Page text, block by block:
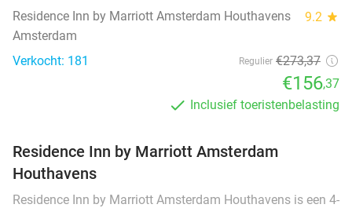
Residence Inn by Marriott Amsterdam Houthavens 9.2 star
Amsterdam
Verkocht: 181
Regulier €273,37
€156,37
Inclusief toeristenbelasting
Residence Inn by Marriott Amsterdam
Houthavens
Residence Inn by Marriott Amsterdam Houthavens is een 4-